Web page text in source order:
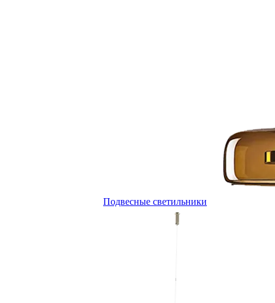
Подвесные светильники